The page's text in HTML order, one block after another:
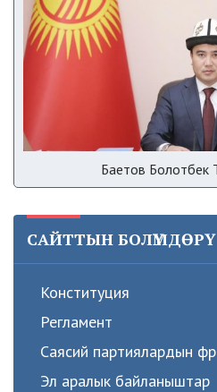
Баетов Болотбек
САЙТТЫН БОЛҮМДӨРҮ
Конституция
Регламент
Саясий партиялардын
Эл аралык байланыштар